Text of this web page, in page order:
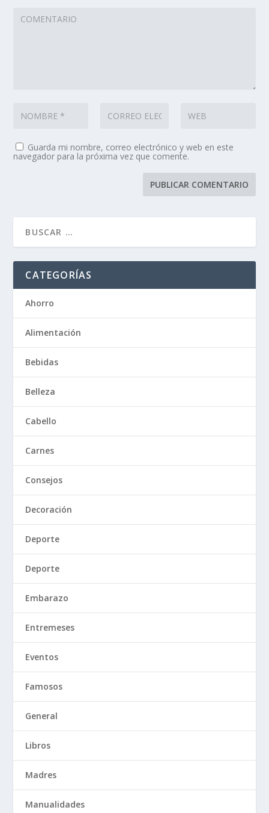
Guarda mi nombre, correo electrónico y web en este
navegador para la próxima vez que comente.
CATEGORÍAS
Ahorro
Alimentación
Bebidas
Belleza
Cabello
Carnes
Consejos
Decoración
Deporte
Deporte
Embarazo
Entremeses
Eventos
Famosos
General
Libros
Madres
Manualidades